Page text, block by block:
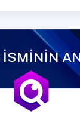
İSMİNİN